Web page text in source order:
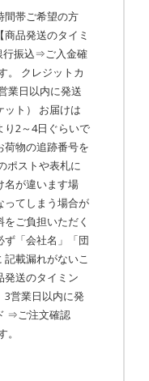
間帯ご希望の方
品発送のタイミ
行振込⇒ご入金確
。 クレジットカ
業日以内に発送
ット） お届けは
り2～4日ぐらいで
荷物の追跡番号を
ポストや表札に
名が違います場
ってしまう場合が
ご負担いただく
ず「会社名」「団
載漏れがないこ
発送のタイミン
営業日以内に発
⇒ご注文確認